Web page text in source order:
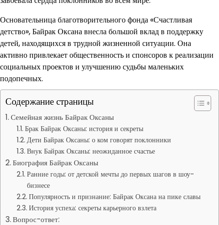
Основательница благотворительного фонда «Счастливая
детство», Байрак Оксана внесла большой вклад в поддержку
детей, находящихся в трудной жизненной ситуации. Она
активно привлекает общественность и спонсоров к реализации
социальных проектов и улучшению судьбы маленьких
подопечных.
Содержание страницы
Семейная жизнь Байрак Оксаны
Брак Байрак Оксаны: история и секреты
Дети Байрак Оксаны: о ком говорят поклонники
Внук Байрак Оксаны: неожиданное счастье
Биография Байрак Оксаны
Ранние годы: от детской мечты до первых шагов в шоу-
бизнесе
Популярность и признание: Байрак Оксана на пике славы
История успеха: секреты карьерного взлета
Вопрос-ответ: